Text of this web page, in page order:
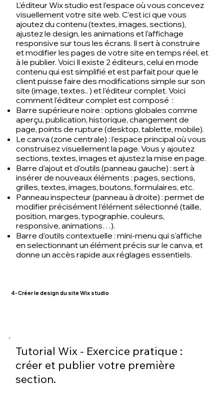
L’éditeur Wix studio est l’espace où vous concevez
visuellement votre site web. C’est ici que vous
ajoutez du contenu (textes, images, sections),
ajustez le design, les animations et l’affichage
responsive sur tous les écrans. Il sert à construire
et modifier les pages de votre site en temps réel, et
à le publier. Voici Il existe 2 éditeurs, celui en mode
contenu qui est simplifié et est parfait pour que le
client puisse faire des modifications simple sur son
site (image, textes.. ) et l'éditeur complet. Voici
comment l'éditeur complet est composé :
Barre supérieure noire : options globales comme
aperçu, publication, historique, changement de
page, points de rupture (desktop, tablette, mobile).
Le canva (zone centrale) : l’espace principal où vous
construisez visuellement la page. Vous y ajoutez
sections, textes, images et ajustez la mise en page.
Barre d’ajout et d'outils (panneau gauche) : sert à
insérer de nouveaux éléments :pages, sections,
grilles,textes,images,boutons,formulaires, etc.
Panneau inspecteur (panneau à droite) : permet de
modifier précisément l’élément sélectionné (taille,
position, marges, typographie, couleurs,
responsive, animations…).
Barre d’outils contextuelle : mini-menu qui s’affiche
en selectionnant un élément précis sur le canva, et
donne un accès rapide aux réglages essentiels.
4- Créer le design du site Wix studio
Tutorial Wix - Exercice pratique :
créer et publier votre première
section.